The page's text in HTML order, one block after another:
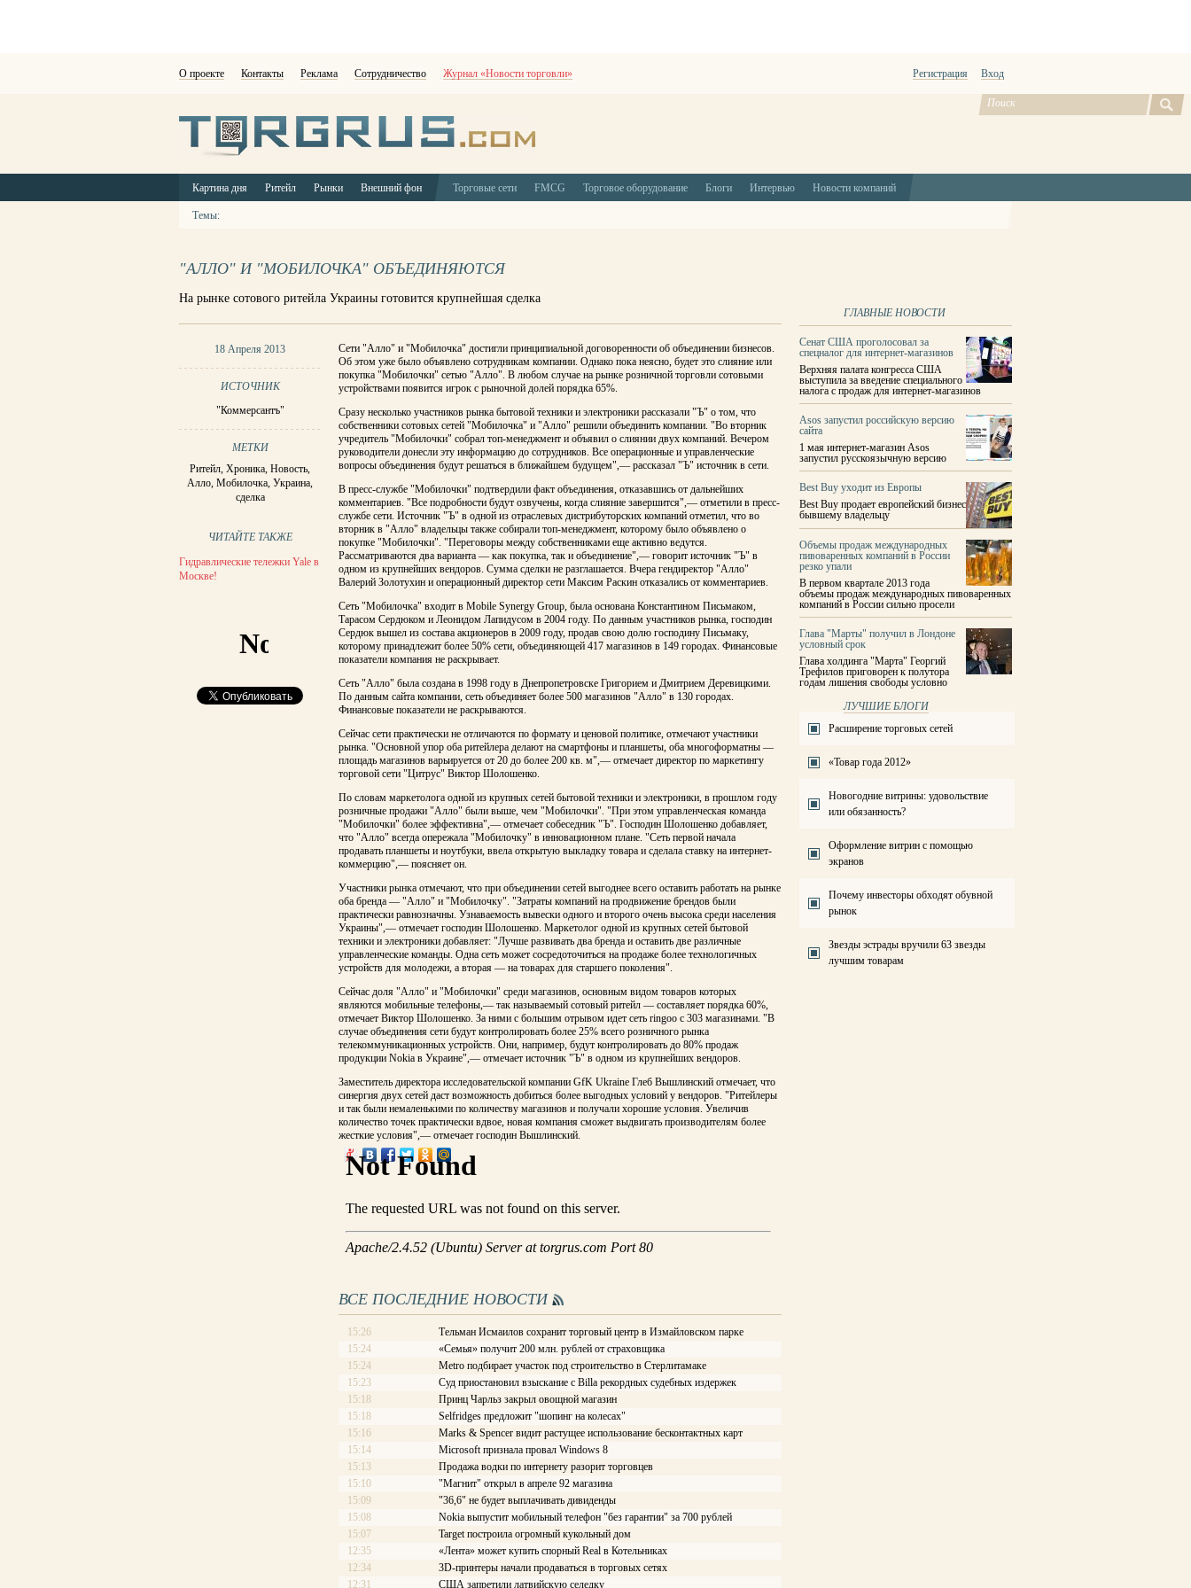
О проекте Контакты Реклама Сотрудничество Журнал «Новости торговли» Регистрация Вход
Картина дня Ритейл Рынки Внешний фон Торговые сети FMCG Торговое оборудование Блоги Интервью Новости компаний
Темы:
"АЛЛО" И "МОБИЛОЧКА" ОБЪЕДИНЯЮТСЯ
На рынке сотового ритейла Украины готовится крупнейшая сделка
18 Апреля 2013
ИСТОЧНИК
"Коммерсантъ"
МЕТКИ
Ритейл, Хроника, Новость,
Алло, Мобилочка, Украина,
сделка
ЧИТАЙТЕ ТАКЖЕ
Гидравлические тележки Yale в
Москве!
Сети "Алло" и "Мобилочка" достигли принципиальной договоренности об объединении бизнесов.
Об этом уже было объявлено сотрудникам компании. Однако пока неясно, будет это слияние или
покупка "Мобилочки" сетью "Алло". В любом случае на рынке розничной торговли сотовыми
устройствами появится игрок с рыночной долей порядка 65%.
Сразу несколько участников рынка бытовой техники и электроники рассказали "Ъ" о том, что
собственники сотовых сетей "Мобилочка" и "Алло" решили объединить компании. "Во вторник
учредитель "Мобилочки" собрал топ-менеджмент и объявил о слиянии двух компаний. Вечером
руководители донесли эту информацию до сотрудников. Все операционные и управленческие
вопросы объединения будут решаться в ближайшем будущем",— рассказал "Ъ" источник в сети.
В пресс-службе "Мобилочки" подтвердили факт объединения, отказавшись от дальнейших
комментариев. "Все подробности будут озвучены, когда слияние завершится",— отметили в пресс-
службе сети. Источник "Ъ" в одной из отраслевых дистрибуторских компаний отметил, что во
вторник в "Алло" владельцы также собирали топ-менеджмент, которому было объявлено о
покупке "Мобилочки". "Переговоры между собственниками еще активно ведутся.
Рассматриваются два варианта — как покупка, так и объединение",— говорит источник "Ъ" в
одном из крупнейших вендоров. Сумма сделки не разглашается. Вчера гендиректор "Алло"
Валерий Золотухин и операционный директор сети Максим Раскин отказались от комментариев.
Сеть "Мобилочка" входит в Mobile Synergy Group, была основана Константином Письмаком,
Тарасом Сердюком и Леонидом Лапидусом в 2004 году. По данным участников рынка, господин
Сердюк вышел из состава акционеров в 2009 году, продав свою долю господину Письмаку,
которому принадлежит более 50% сети, объединяющей 417 магазинов в 149 городах. Финансовые
показатели компания не раскрывает.
Сеть "Алло" была создана в 1998 году в Днепропетровске Григорием и Дмитрием Деревицкими.
По данным сайта компании, сеть объединяет более 500 магазинов "Алло" в 130 городах.
Финансовые показатели не раскрываются.
Сейчас сети практически не отличаются по формату и ценовой политике, отмечают участники
рынка. "Основной упор оба ритейлера делают на смартфоны и планшеты, оба многоформатны —
площадь магазинов варьируется от 20 до более 200 кв. м",— отмечает директор по маркетингу
торговой сети "Цитрус" Виктор Шолошенко.
По словам маркетолога одной из крупных сетей бытовой техники и электроники, в прошлом году
розничные продажи "Алло" были выше, чем "Мобилочки". "При этом управленческая команда
"Мобилочки" более эффективна",— отмечает собеседник "Ъ". Господин Шолошенко добавляет,
что "Алло" всегда опережала "Мобилочку" в инновационном плане. "Сеть первой начала
продавать планшеты и ноутбуки, ввела открытую выкладку товара и сделала ставку на интернет-
коммерцию",— поясняет он.
Участники рынка отмечают, что при объединении сетей выгоднее всего оставить работать на рынке
оба бренда — "Алло" и "Мобилочку". "Затраты компаний на продвижение брендов были
практически равнозначны. Узнаваемость вывески одного и второго очень высока среди населения
Украины",— отмечает господин Шолошенко. Маркетолог одной из крупных сетей бытовой
техники и электроники добавляет: "Лучше развивать два бренда и оставить две различные
управленческие команды. Одна сеть может сосредоточиться на продаже более технологичных
устройств для молодежи, а вторая — на товарах для старшего поколения".
Сейчас доля "Алло" и "Мобилочки" среди магазинов, основным видом товаров которых
являются мобильные телефоны,— так называемый сотовый ритейл — составляет порядка 60%,
отмечает Виктор Шолошенко. За ними с большим отрывом идет сеть ringoo с 303 магазинами. "В
случае объединения сети будут контролировать более 25% всего розничного рынка
телекоммуникационных устройств. Они, например, будут контролировать до 80% продаж
продукции Nokia в Украине",— отмечает источник "Ъ" в одном из крупнейших вендоров.
Заместитель директора исследовательской компании GfK Ukraine Глеб Вышлинский отмечает, что
синергия двух сетей даст возможность добиться более выгодных условий у вендоров. "Ритейлеры
и так были немаленькими по количеству магазинов и получали хорошие условия. Увеличив
количество точек практически вдвое, новая компания сможет выдвигать производителям более
жесткие условия",— отмечает господин Вышлинский.
ВСЕ ПОСЛЕДНИЕ НОВОСТИ
15:26
Тельман Исмаилов сохранит торговый центр в Измайловском парке
15:24
«Семья» получит 200 млн. рублей от страховщика
15:24
Metro подбирает участок под строительство в Стерлитамаке
15:23
Суд приостановил взыскание с Billa рекордных судебных издержек
15:18
Принц Чарльз закрыл овощной магазин
15:18
Selfridges предложит "шопинг на колесах"
15:16
Marks & Spencer видит растущее использование бесконтактных карт
15:14
Microsoft признала провал Windows 8
15:13
Продажа водки по интернету разорит торговцев
15:10
"Магнит" открыл в апреле 92 магазина
15:09
"36,6" не будет выплачивать дивиденды
15:08
Nokia выпустит мобильный телефон "без гарантии" за 700 рублей
15:07
Target построила огромный кукольный дом
12:35
«Лента» может купить спорный Real в Котельниках
12:34
3D-принтеры начали продаваться в торговых сетях
12:31
США запретили латвийскую селедку
ГЛАВНЫЕ НОВОСТИ
Сенат США проголосовал за
спецналог для интернет-магазинов
Верхняя палата конгресса США
выступила за введение специального
налога с продаж для интернет-магазинов
Asos запустил российскую версию
сайта
1 мая интернет-магазин Asos
запустил русскоязычную версию
Best Buy уходит из Европы
Best Buy продает европейский бизнес
бывшему владельцу
Объемы продаж международных
пивоваренных компаний в России
резко упали
В первом квартале 2013 года
объемы продаж международных пивоваренных
компаний в России сильно просели
Глава "Марты" получил в Лондоне
условный срок
Глава холдинга "Марта" Георгий
Трефилов приговорен к полутора
годам лишения свободы условно
ЛУЧШИЕ БЛОГИ
Расширение торговых сетей
«Товар года 2012»
Новогодние витрины: удовольствие
или обязанность?
Оформление витрин с помощью
экранов
Почему инвесторы обходят обувной
рынок
Звезды эстрады вручили 63 звезды
лучшим товарам